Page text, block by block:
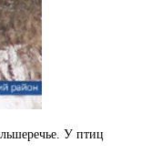
У птиц